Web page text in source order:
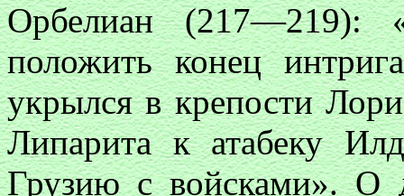
Орбелиан (217—219):
положить конец
укрылся в крепости
Липарита к атабеку
Грузию с войсками». О